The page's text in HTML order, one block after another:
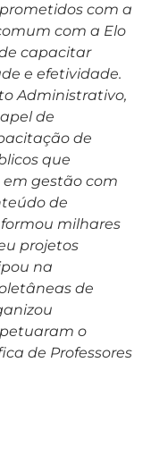
com a
com a Elo
capacitar
e efetividade.
Administrativo,
de
de
que
gestão com
de
milhares
projetos
na
de
o
de Professores